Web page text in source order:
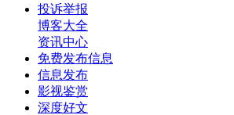
投诉举报
博客大全
资讯中心
免费发布信息
信息发布
影视鉴赏
深度好文